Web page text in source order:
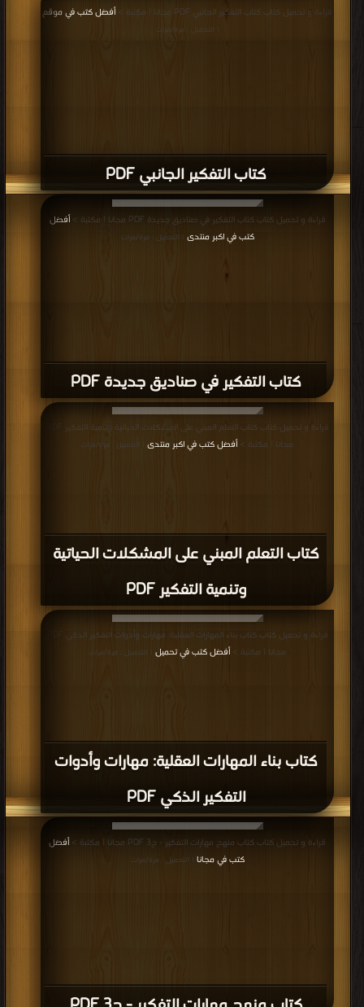
كتاب التفكير الجانبي PDF
قراءة و تحميل كتاب كتاب التفكير الجانبي PDF مجانا | مكتبة > أفضل كتب في موقع
| التحميل : مرة/مرات
كتاب التفكير في صناديق جديدة PDF
قراءة و تحميل كتاب كتاب التفكير في صناديق جديدة PDF مجانا | مكتبة >
أفضل
كتب في اكبر منتدى | التحميل : مرة/مرات
كتاب التعلم المبني على المشكلات الحياتية
وتنمية التفكير PDF
مجانا | مكتبة >أفضل كتب في اكبر منتدى | التحميل : مرة/مرات
كتاب بناء المهارات العقلية: مهارات وأدوات
التفكير الذكي PDF
مجانا | مكتبة >أفضل كتب في تحميل | التحميل : مرة/مرات
قراءة و تحميل كتاب كتاب منهج مهارات التفكير - ج3 PDF مجانا | مكتبة >
أفضل
كتب في مجانا | التحميل : مرة/مرات